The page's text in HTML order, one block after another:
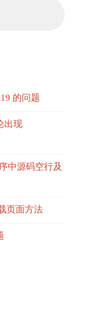
的问题
出现
中源码空行及
页面方法